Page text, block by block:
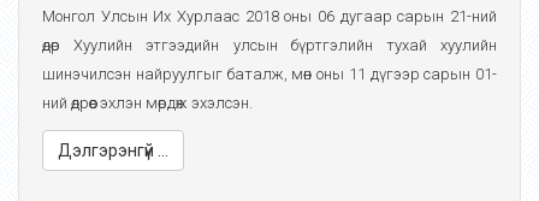
Монгол Улсын Их Хурлаас 2018 оны 06 дугаар сарын 21-ний
өдөр Хуулийн этгээдийн улсын бүртгэлийн тухай хуулийн
шинэчилсэн найруулгыг баталж, мөн оны 11 дүгээр сарын 01-
ний өдрөөс эхлэн мөрдөж эхэлсэн.
Дэлгэрэнгүй ...